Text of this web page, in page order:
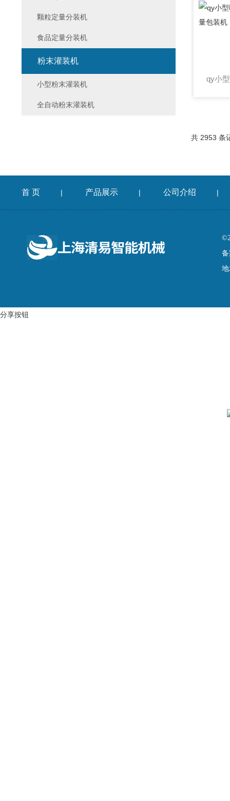
共 2953 条
颗粒定量分装机
食品定量分装机
粉末灌装机
小型粉末灌装机
全自动粉末灌装机
首 页 | 产品展示 | 公司介绍 |
备
分享按钮